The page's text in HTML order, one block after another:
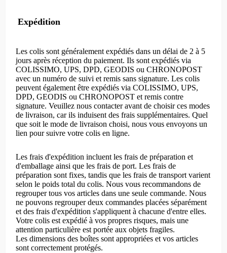
Expédition
Les colis sont généralement expédiés dans un délai de 2 à 5
jours après réception du paiement. Ils sont expédiés via
COLISSIMO, UPS, DPD, GEODIS ou CHRONOPOST
avec un numéro de suivi et remis sans signature. Les colis
peuvent également être expédiés via COLISSIMO, UPS,
DPD, GEODIS ou CHRONOPOST et remis contre
signature. Veuillez nous contacter avant de choisir ces modes
de livraison, car ils induisent des frais supplémentaires. Quel
que soit le mode de livraison choisi, nous vous envoyons un
lien pour suivre votre colis en ligne.
Les frais d'expédition incluent les frais de préparation et
d'emballage ainsi que les frais de port. Les frais de
préparation sont fixes, tandis que les frais de transport varient
selon le poids total du colis. Nous vous recommandons de
regrouper tous vos articles dans une seule commande. Nous
ne pouvons regrouper deux commandes placées séparément
et des frais d'expédition s'appliquent à chacune d'entre elles.
Votre colis est expédié à vos propres risques, mais une
attention particulière est portée aux objets fragiles.
Les dimensions des boîtes sont appropriées et vos articles
sont correctement protégés.